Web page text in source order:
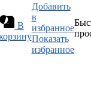
В
Добавить
в
избранное
Показать
избранное